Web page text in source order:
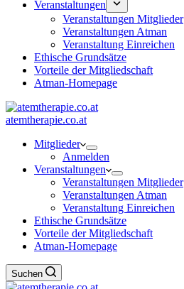
Veranstaltungen
Veranstaltungen Mitglieder
Veranstaltungen Atman
Veranstaltung Einreichen
Ethische Grundsätze
Vorteile der Mitgliedschaft
Atman-Homepage
atemtherapie.co.at
Mitglieder
Anmelden
Veranstaltungen
Veranstaltungen Mitglieder
Veranstaltungen Atman
Veranstaltung Einreichen
Ethische Grundsätze
Vorteile der Mitgliedschaft
Atman-Homepage
Suchen